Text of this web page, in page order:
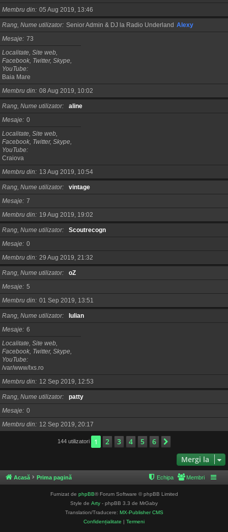
Membru din
05 Aug 2019, 13:46
Rang, Nume utilizator Senior Admin & DJ la Radio Underland Alexy
Mesaje 73
Localitate, Site web,
Facebook, Twitter, Skype,
YouTube
Baia Mare
Membru din
08 Aug 2019, 10:02
Rang, Nume utilizator
aline
Mesaje 0
Localitate, Site web,
Facebook, Twitter, Skype,
YouTube
Craiova
Membru din
13 Aug 2019, 10:54
Rang, Nume utilizator
vintage
Mesaje 7
Membru din
19 Aug 2019, 19:02
Rang, Nume utilizator
Scoutrecogn
Mesaje 0
Membru din
29 Aug 2019, 21:32
Rang, Nume utilizator
oZ
Mesaje 5
Membru din
01 Sep 2019, 13:51
Rang, Nume utilizator
Iulian
Mesaje 6
Localitate, Site web,
Facebook, Twitter, Skype,
YouTube
/var/www/lxs.ro
Membru din
12 Sep 2019, 12:53
Rang, Nume utilizator
patty
Mesaje 0
Membru din
12 Sep 2019, 20:17
144 utilizatori 1 2 3 4 5 6
Mergi la
Acasă Prima pagină Membri
Echipa
Furnizat de phpBB® Forum Software © phpBB Limited
Style de Arty - phpBB 3.3 de MrGaby
Translation/Traducere: MX-Publisher CMS
Confidențialitate | Termeni